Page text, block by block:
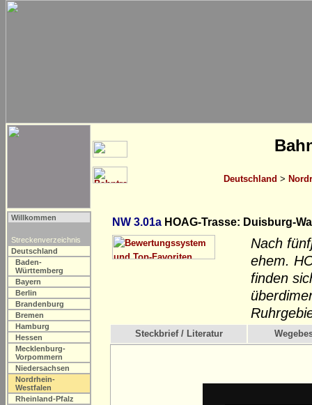
Deutschland >
Willkommen
Streckenverzeichnis
Deutschland
Baden-
Württemberg
Bayern
Berlin
Brandenburg
Bremen
Hamburg
Hessen
Mecklenburg-
Vorpommern
Niedersachsen
Nordrhein-
Westfalen
Rheinland-Pfalz
NW 3.01a HOAG-Trasse: Duisburg-
Nach
ehem.
finden
Steckbrief / Literatur